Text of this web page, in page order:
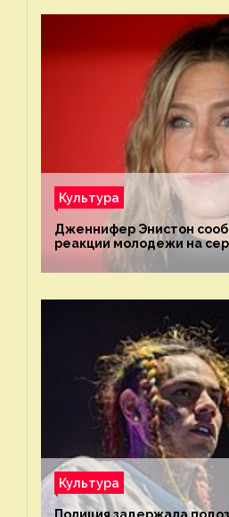
Культура
Дженнифер Энистон
реакции молодежи на
Культура